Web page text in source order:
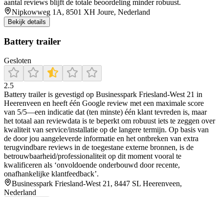
aantal reviews blijft de totale beoordeling minder robuust.
Nipkowweg 1A, 8501 XH Joure, Nederland
Bekijk details
Battery trailer
Gesloten
2.5
Battery trailer is gevestigd op Businesspark Friesland-West 21 in
Heerenveen en heeft één Google review met een maximale score
van 5/5—een indicatie dat (ten minste) één klant tevreden is, maar
het totaal aan reviewdata is te beperkt om robuust iets te zeggen over
kwaliteit van service/installatie op de langere termijn. Op basis van
de door jou aangeleverde informatie en het ontbreken van extra
terugvindbare reviews in de toegestane externe bronnen, is de
betrouwbaarheid/professionaliteit op dit moment vooral te
kwalificeren als ‘onvoldoende onderbouwd door recente,
onafhankelijke klantfeedback’.
Businesspark Friesland-West 21, 8447 SL Heerenveen,
Nederland